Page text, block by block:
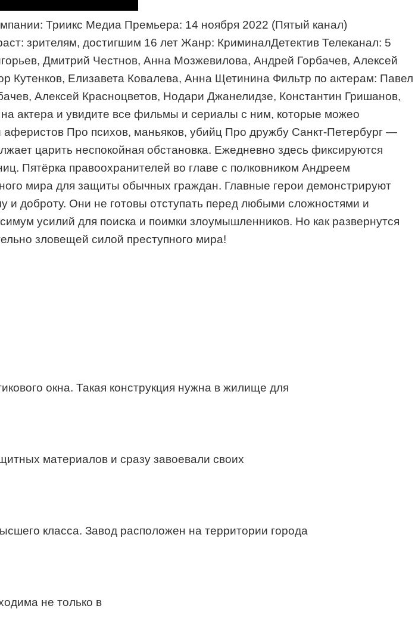
Триикс Медиа Премьера: 14 ноября 2022 (Пятый канал)
зрителям, достигшим 16 лет Жанр: КриминалДетектив Телеканал: 5
Дмитрий Честнов, Анна Мозжевилова, Андрей Горбачев, Алексей
Кутенков, Елизавета Ковалева, Анна Щетинина Фильтр по актерам: Павел
Алексей Красноцветов, Нодари Джанелидзе, Константин Гришанов,
актера и увидите все фильмы и сериалы с ним, которые можео
Про психов, маньяков, убийц Про дружбу Санкт-Петербург —
царить неспокойная обстановка. Ежедневно здесь фиксируются
Пятёрка правоохранителей во главе с полковником Андреем
мира для защиты обычных граждан. Главные герои демонстрируют
и доброту. Они не готовы отступать перед любыми сложностями и
усилий для поиска и поимки злоумышленников. Но как развернутся
зловещей силой преступного мира!
окна. Такая конструкция нужна в жилище для
материалов и сразу завоевали своих
класса. Завод расположен на территории города
не только в